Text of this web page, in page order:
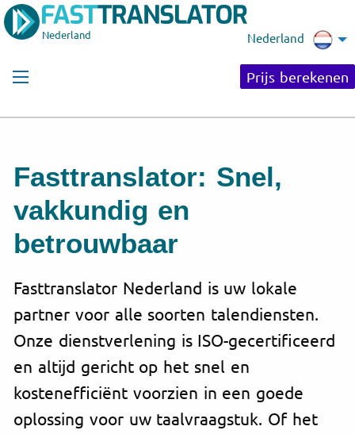
Nederland Nederland
Prijs berekenen
Fasttranslator: Snel,
vakkundig en
betrouwbaar
Fasttranslator Nederland is uw lokale
partner voor alle soorten talendiensten.
Onze dienstverlening is ISO-gecertificeerd
en altijd gericht op het snel en
kostenefficiënt voorzien in een goede
oplossing voor uw taalvraagstuk. Of het